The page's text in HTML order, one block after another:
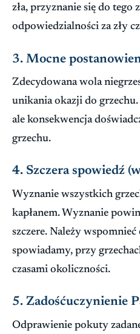
zła, przyznanie się do tego
odpowiedzialności za zły
3. Mocne
Zdecydowana wola
unikania okazji do
ale konsekwencja
grzechu.
4. Szczera spowiedź
Wyznanie wszystkich
kapłanem. Wyznanie
szczere. Należy wspomnieć
spowiadamy, przy
czasami okoliczności.
5. Zadośćuczynienie
Odprawienie pokuty